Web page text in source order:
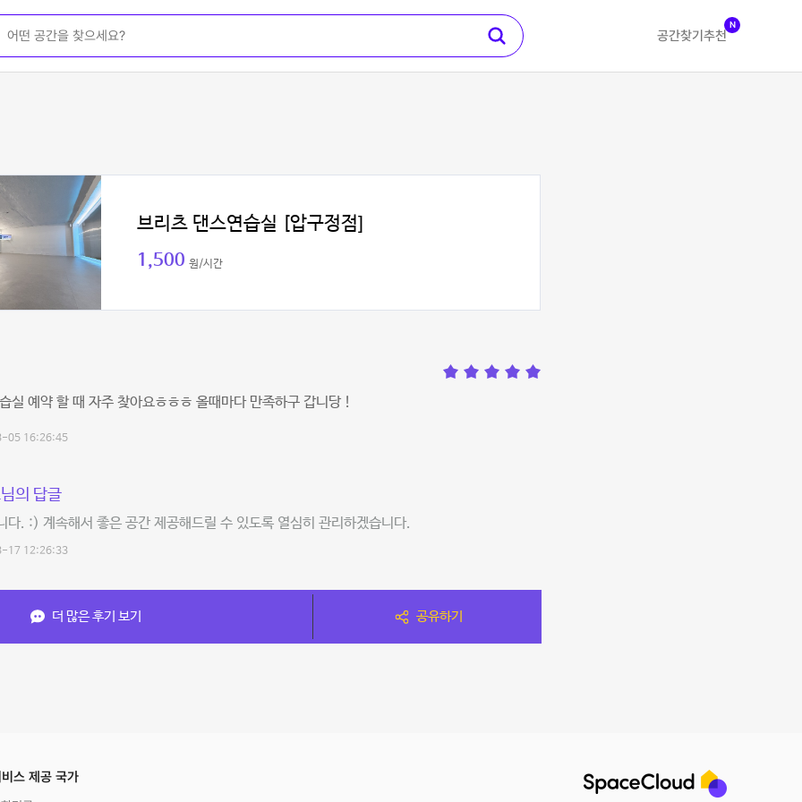
공간찾기 추천
N
브리츠 댄스연습실 [압구정점]
1,500 원/시간
실 예약 할 때 자주 찾아요ㅎㅎㅎ 올때마다 만족하구 갑니당 !
05 16:26:45
의 답글
다. :) 계속해서 좋은 공간 제공해드릴 수 있도록 열심히 관리하겠습니다.
17 12:26:33
더 많은 후기 보기 공유하기
스 제공 국가